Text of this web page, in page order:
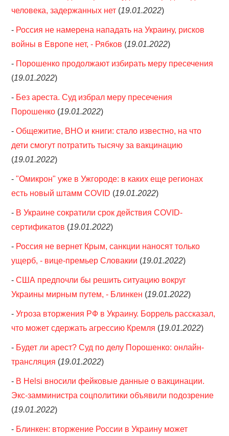
человека, задержанных нет (19.01.2022)
- Россия не намерена нападать на Украину, рисков
войны в Европе нет, - Рябков (19.01.2022)
- Порошенко продолжают избирать меру пресечения
(19.01.2022)
- Без ареста. Суд избрал меру пресечения
Порошенко (19.01.2022)
-Общежитие, ВНО и книги: стало известно, на что
дети смогут потратить тысячу за вакцинацию
(19.01.2022)
-"Омикрон" уже в Ужгороде: в каких еще регионах
есть новый штамм COVID (19.01.2022)
- В Украине сократили срок действия COVID-
сертификатов (19.01.2022)
- Россия не вернет Крым, санкции наносят только
ущерб, - вице-премьер Словакии (19.01.2022)
-США предпочли бы решить ситуацию вокруг
Украины мирным путем, - Блинкен (19.01.2022)
-Угроза вторжения РФ в Украину. Боррель рассказал,
что может сдержать агрессию Кремля (19.01.2022)
- Будет ли арест? Суд по делу Порошенко: онлайн-
трансляция (19.01.2022)
- В Helsi вносили фейковые данные о вакцинации.
Экс-замминистра соцполитики объявили подозрение
(19.01.2022)
- Блинкен: вторжение России в Украину может